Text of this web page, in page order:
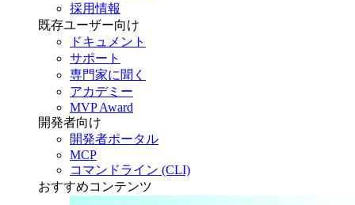
採用情報
既存ユーザー向け
ドキュメント
サポート
専門家に聞く
アカデミー
MVP Award
開発者向け
開発者ポータル
MCP
コマンドライン (CLI)
おすすめコンテンツ